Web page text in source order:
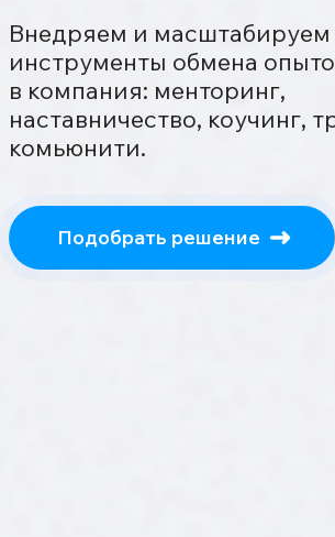
Внедряем и
инструменты обмена
в компания: менторинг,
наставничество, коучинг,
комьюнити.
Подобрать решение